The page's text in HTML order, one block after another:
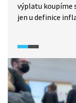
výplatu koupíme
jen u definice
cen nejen v České